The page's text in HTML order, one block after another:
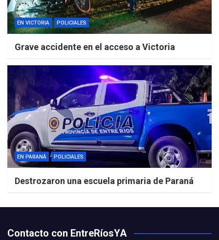
EN VICTORIA POLICIALES
Grave accidente en el acceso a Victoria
EN PARANÁ POLICIALES
Destrozaron una escuela primaria de Paraná
Contacto con EntreRíosYA